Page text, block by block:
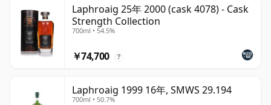
Laphroaig 25年 2000 (cask 4078) - Cask
Strength Collection
700ml • 54.5%
￥74,700 ?
Laphroaig 1999 16年, SMWS 29.194
700ml • 50.7%